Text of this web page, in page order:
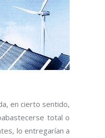
en cierto sentido,
total o
lo entregarían a